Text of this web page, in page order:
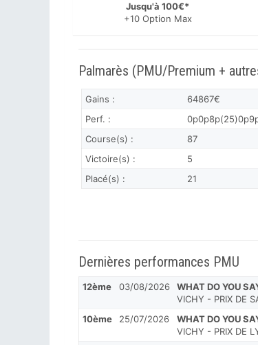
Jusqu'à 100€*
+10 Option Max
Palmarès (PMU/Premium +
Gains :
64867€
Perf. :
Course(s) :
87
Victoire(s) :
5
Placé(s) :
21
Dernières performances PMU
12ème 03/08/2026 WHAT DO YOU
VICHY - PRIX DE
10ème
25/07/2026 WHAT DO YOU
VICHY - PRIX DE